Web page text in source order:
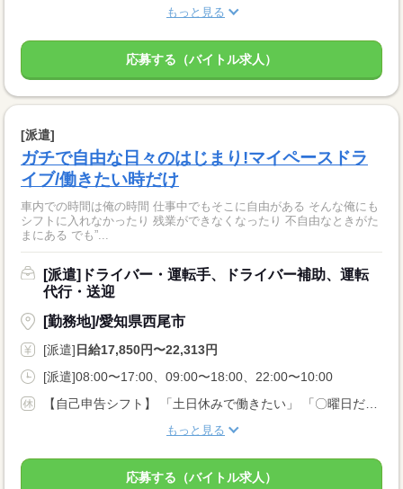
もっと見る
応募する（バイトル求人）
[派遣]
ガチで自由な日々のはじまり!マイペースドラ
イブ/働きたい時だけ
車内での時間は俺の時間 仕事中でもそこに自由がある そんな俺にも
シフトに入れなかったり 残業ができなくなったり 不自由なときがた
まにある でも”...
[派遣]ドライバー・運転手、ドライバー補助、運転
代行・送迎
[勤務地]/愛知県西尾市
[派遣] 日給17,850円〜22,313円
[派遣]08:00〜17:00、09:00〜18:00、22:00〜10:00
【自己申告シフト】 「土日休みで働きたい」 「〇曜日だけ働きたい」 働きたい日は事前に選べます。 お休み希望の曜日・時間についても 面談の際に教えてくださいね。 ※こちらは中型以上のお仕事の例です
もっと見る
応募する（バイトル求人）